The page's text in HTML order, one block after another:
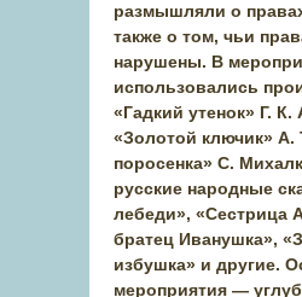
размышляли о
также о том, чьи
нарушены. В
использовались
«Гадкий утенок» Г. К.
«Золотой ключик» А.
поросенка» С.
русские народные
лебеди», «Сестрица
братец Иванушка»,
избушка» и другие.
мероприятия —